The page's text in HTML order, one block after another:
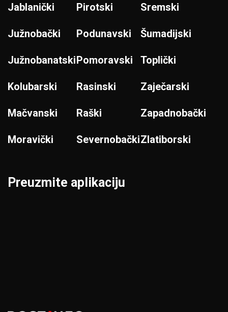
Jablanički
Južnobački
Južnobanatski
Kolubarski
Mačvanski
Moravički
Pirotski
Podunavski
Pomoravski
Rasinski
Raški
Severnobački
Sremski
Šumadijski
Toplički
Zaječarski
Zapadnobački
Zlatiborski
Preuzmite aplikaciju